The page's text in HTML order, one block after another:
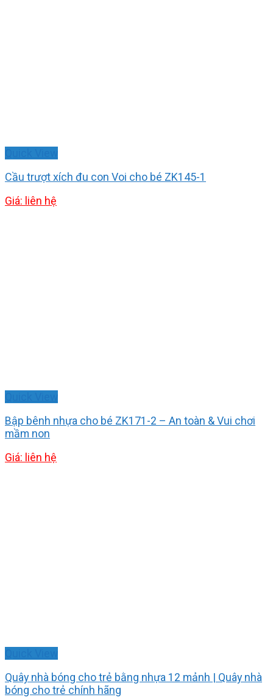
Cầu trượt xích đu con Voi cho bé ZK145-1
Giá: liên hệ
Bập bênh nhựa cho bé ZK171-2 – An toàn & Vui chơi
mầm non
Giá: liên hệ
Quây nhà bóng cho trẻ bằng nhựa 12 mảnh | Quây nhà
bóng cho trẻ chính hãng